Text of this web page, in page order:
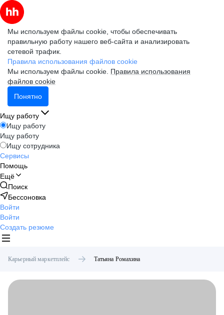
Мы используем файлы cookie, чтобы обеспечивать
правильную работу нашего веб-сайта и анализировать
сетевой трафик.
Правила использования файлов cookie
Мы используем файлы cookie. Правила использования
файлов cookie
Понятно
Ищу работу
Ищу работу
Ищу работу
Ищу сотрудника
Сервисы
Помощь
Ещё
Поиск
Бессоновка
Войти
Войти
Создать резюме
Карьерный маркетплейс Татьяна Ромахина